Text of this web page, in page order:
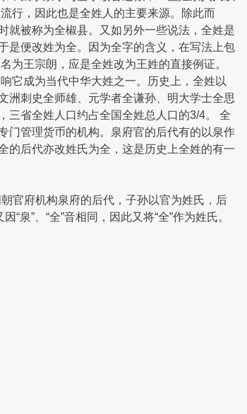
行，因此也是全姓人的主要来源。除此而
就被称为全椒县。又如另外一些说法，全姓是
是便改姓为全。因为全字的含义，在写法上包
为王宗朗，应是全姓改为王姓的直接例证。
它成为当代中华大姓之一。历史上，全姓以
洲刺史全师雄、元学者全谦孙、明大学士全思
三省全姓人口约占全国全姓总人口的3/4。 全
门管理货币的机构。泉府官的后代有的以泉作
的后代亦改姓氏为全，这是历史上全姓的有一
官府机构泉府的后代，子孙以官为姓氏，后
”、“全”音相同，因此又将“全”作为姓氏。